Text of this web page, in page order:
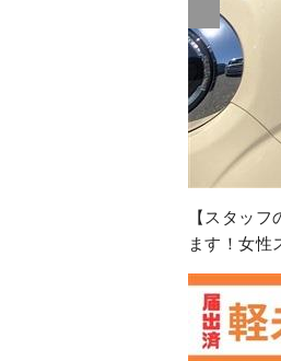
【スタッ
ます！女性